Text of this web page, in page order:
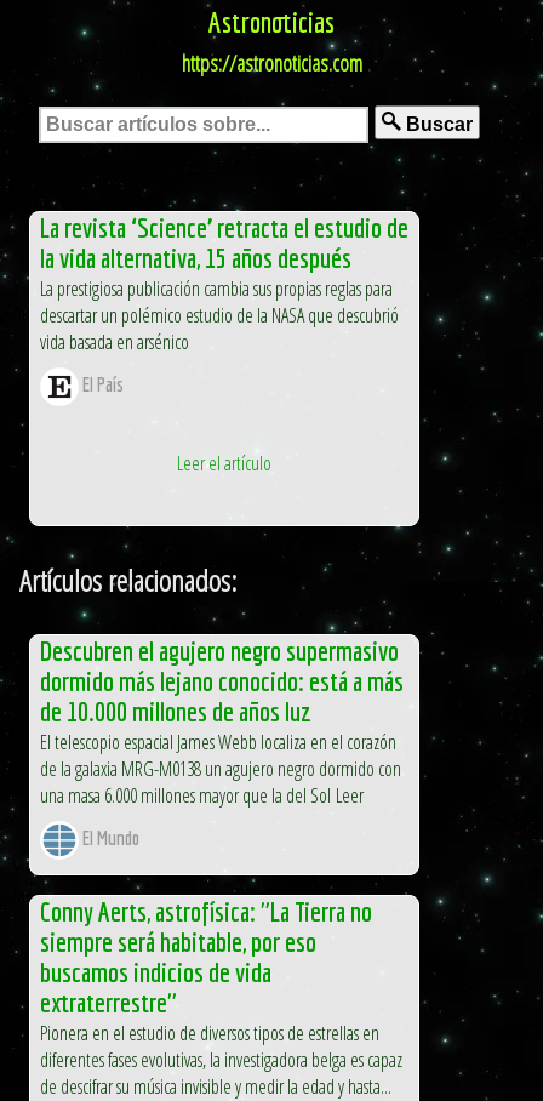
Astronoticias
https://astronoticias.com
Buscar
La revista ‘Science’ retracta el estudio de
la vida alternativa, 15 años después
La prestigiosa publicación cambia sus propias reglas para
descartar un polémico estudio de la NASA que descubrió
vida basada en arsénico
El País
Leer el artículo
Artículos relacionados:
Descubren el agujero negro supermasivo
dormido más lejano conocido: está a más
de 10.000 millones de años luz
El telescopio espacial James Webb localiza en el corazón
de la galaxia MRG-M0138 un agujero negro dormido con
una masa 6.000 millones mayor que la del Sol Leer
El Mundo
Conny Aerts, astrofísica: "La Tierra no
siempre será habitable, por eso
buscamos indicios de vida
extraterrestre"
Pionera en el estudio de diversos tipos de estrellas en
diferentes fases evolutivas, la investigadora belga es capaz
de descifrar su música invisible y medir la edad y hasta...